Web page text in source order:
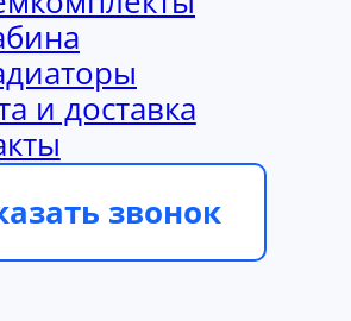
и доставка
звонок